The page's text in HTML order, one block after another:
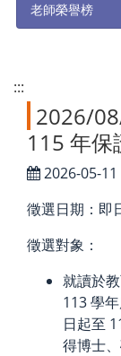
老師榮譽榜
:::
2026/
115 年保
2026-05-11
徵選日期：即
徵選對象：
就讀於
113 學
日起至
得博士